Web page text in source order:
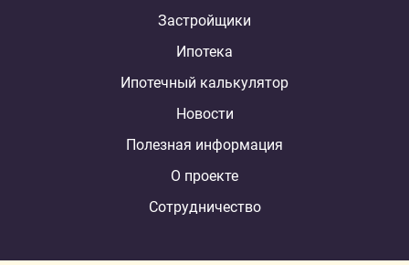
Застройщики
Ипотека
Ипотечный калькулятор
Новости
Полезная информация
О проекте
Сотрудничество